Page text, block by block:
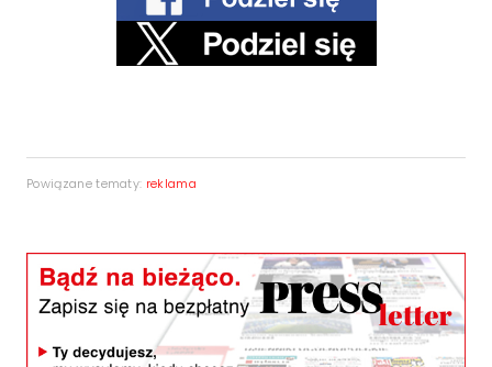
Powiązane tematy: reklama